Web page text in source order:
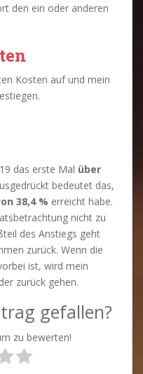
den ein oder anderen
Kosten auf und mein
das erste Mal über
bedeutet das,
38,4 % erreicht habe.
nicht zu
des Anstiegs geht
zurück. Wenn die
ist, wird mein
zurück gehen.
gefallen?
zu bewerten!